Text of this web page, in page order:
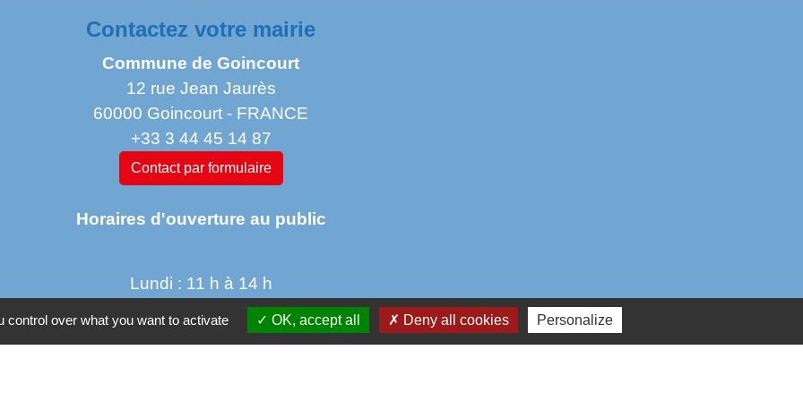
Contactez votre mairie
Commune de Goincourt
12 rue Jean Jaurès
60000 Goincourt - FRANCE
+33 3 44 45 14 87
Contact par formulaire
Horaires d'ouverture au public
Lundi : 11 h à 14 h
Mardi de 14 h à 18h
jeudi de 14 h à 17 h 30
over what you want to activate OK, accept all Deny all cookies Personalize